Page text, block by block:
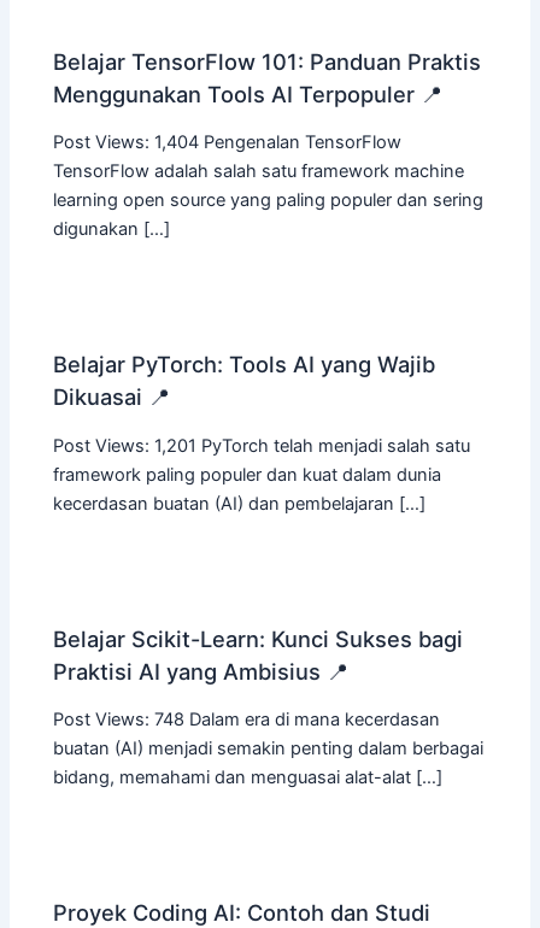
Belajar TensorFlow 101: Panduan Praktis
Menggunakan Tools AI Terpopuler 📍
Post Views: 1,404 Pengenalan TensorFlow
TensorFlow adalah salah satu framework machine
learning open source yang paling populer dan sering
digunakan […]
Belajar PyTorch: Tools AI yang Wajib
Dikuasai 📍
Post Views: 1,201 PyTorch telah menjadi salah satu
framework paling populer dan kuat dalam dunia
kecerdasan buatan (AI) dan pembelajaran […]
Belajar Scikit-Learn: Kunci Sukses bagi
Praktisi AI yang Ambisius 📍
Post Views: 748 Dalam era di mana kecerdasan
buatan (AI) menjadi semakin penting dalam berbagai
bidang, memahami dan menguasai alat-alat […]
Proyek Coding AI: Contoh dan Studi